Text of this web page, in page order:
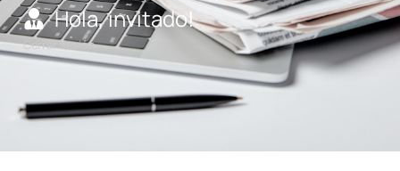
Hola, invitado!
Cerrar sesión